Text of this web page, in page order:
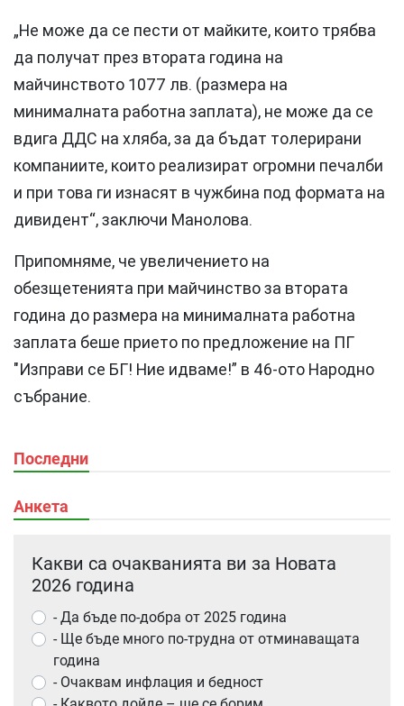
„Не може да се пести от майките, които трябва
да получат през втората година на
майчинството 1077 лв. (размера на
минималната работна заплата), не може да се
вдига ДДС на хляба, за да бъдат толерирани
компаниите, които реализират огромни печалби
и при това ги изнасят в чужбина под формата на
дивидент“, заключи Манолова.
Припомняме, че увеличението на
обезщетенията при майчинство за втората
година до размера на минималната работна
заплата беше прието по предложение на ПГ
"Изправи се БГ! Ние идваме!” в 46-ото Народно
събрание.
Последни
Анкета
Какви са очакванията ви за Новата
2026 година
- Да бъде по-добра от 2025 година
- Ще бъде много по-трудна от отминаващата
година
- Очаквам инфлация и бедност